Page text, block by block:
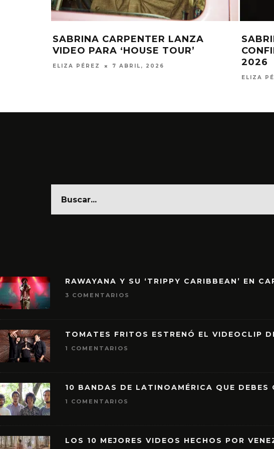
LANZA
TOUR’
SABRINA CARPENTER
CONFIRMADA PARA LOS
2026
RAWAYANA Y SU ‘TRIPPY CARIBBEAN’ EN
3 COMENTARIOS
TOMATES FRITOS ESTRENÓ EL VIDEOCLIP
1 COMENTARIOS
10 BANDAS DE LATINOAMÉRICA QUE DEBES
1 COMENTARIOS
LOS 10 MEJORES VIDEOS HECHOS POR